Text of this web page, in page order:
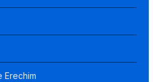
Erechim